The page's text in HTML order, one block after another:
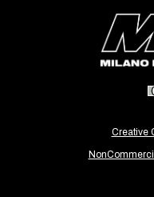
Creative